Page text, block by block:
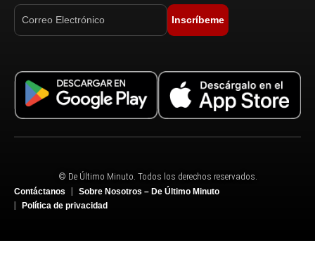
Inscríbeme
© De Último Minuto. Todos los derechos reservados.
Contáctanos
Sobre Nosotros – De Último Minuto
Política de privacidad